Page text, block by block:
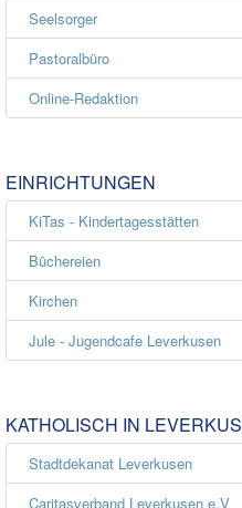
Seelsorger
Pastoralbüro
Online-Redaktion
EINRICHTUNGEN
KiTas - Kindertagesstätten
Büchereien
Kirchen
Jule - Jugendcafe Leverkusen
KATHOLISCH IN
Stadtdekanat Leverkusen
Caritasverband Leverkusen e.V